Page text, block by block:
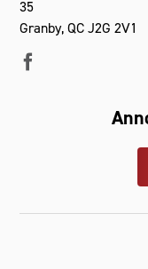
35
Granby, QC J2G 2V1